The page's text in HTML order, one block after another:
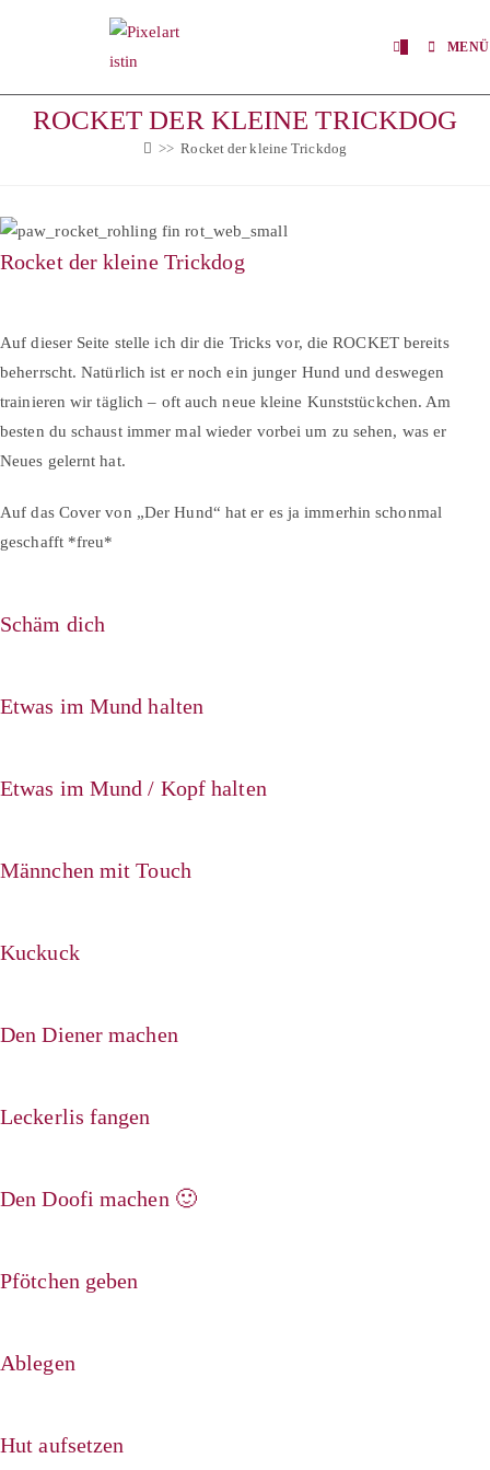
MENÜ
ROCKET DER KLEINE TRICKDOG
>> Rocket der kleine Trickdog
Rocket der kleine Trickdog
Auf dieser Seite stelle ich dir die Tricks vor, die ROCKET bereits
beherrscht. Natürlich ist er noch ein junger Hund und deswegen
trainieren wir täglich – oft auch neue kleine Kunststückchen. Am
besten du schaust immer mal wieder vorbei um zu sehen, was er
Neues gelernt hat.
Auf das Cover von „Der Hund“ hat er es ja immerhin schonmal
geschafft *freu*
Schäm dich
Etwas im Mund halten
Etwas im Mund / Kopf halten
Männchen mit Touch
Kuckuck
Den Diener machen
Leckerlis fangen
Den Doofi machen 🙂
Pfötchen geben
Ablegen
Hut aufsetzen